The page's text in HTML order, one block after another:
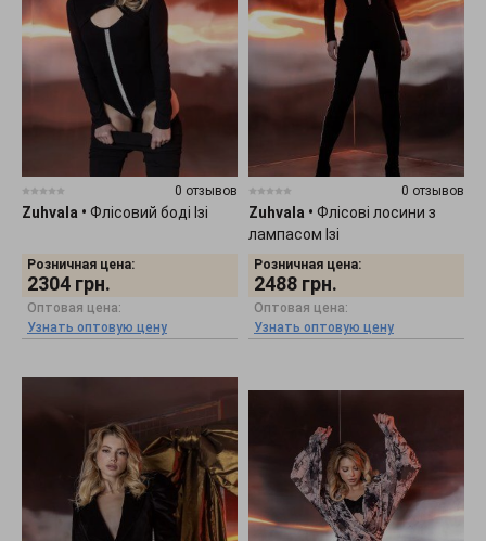
0 отзывов
Zuhvala • Флісовий боді Ізі
Розничная цена:
2304 грн.
Оптовая цена:
Узнать оптовую цену
0 отзывов
Zuhvala • Флісові лосини з
лампасом Ізі
Розничная цена:
2488 грн.
Оптовая цена:
Узнать оптовую цену